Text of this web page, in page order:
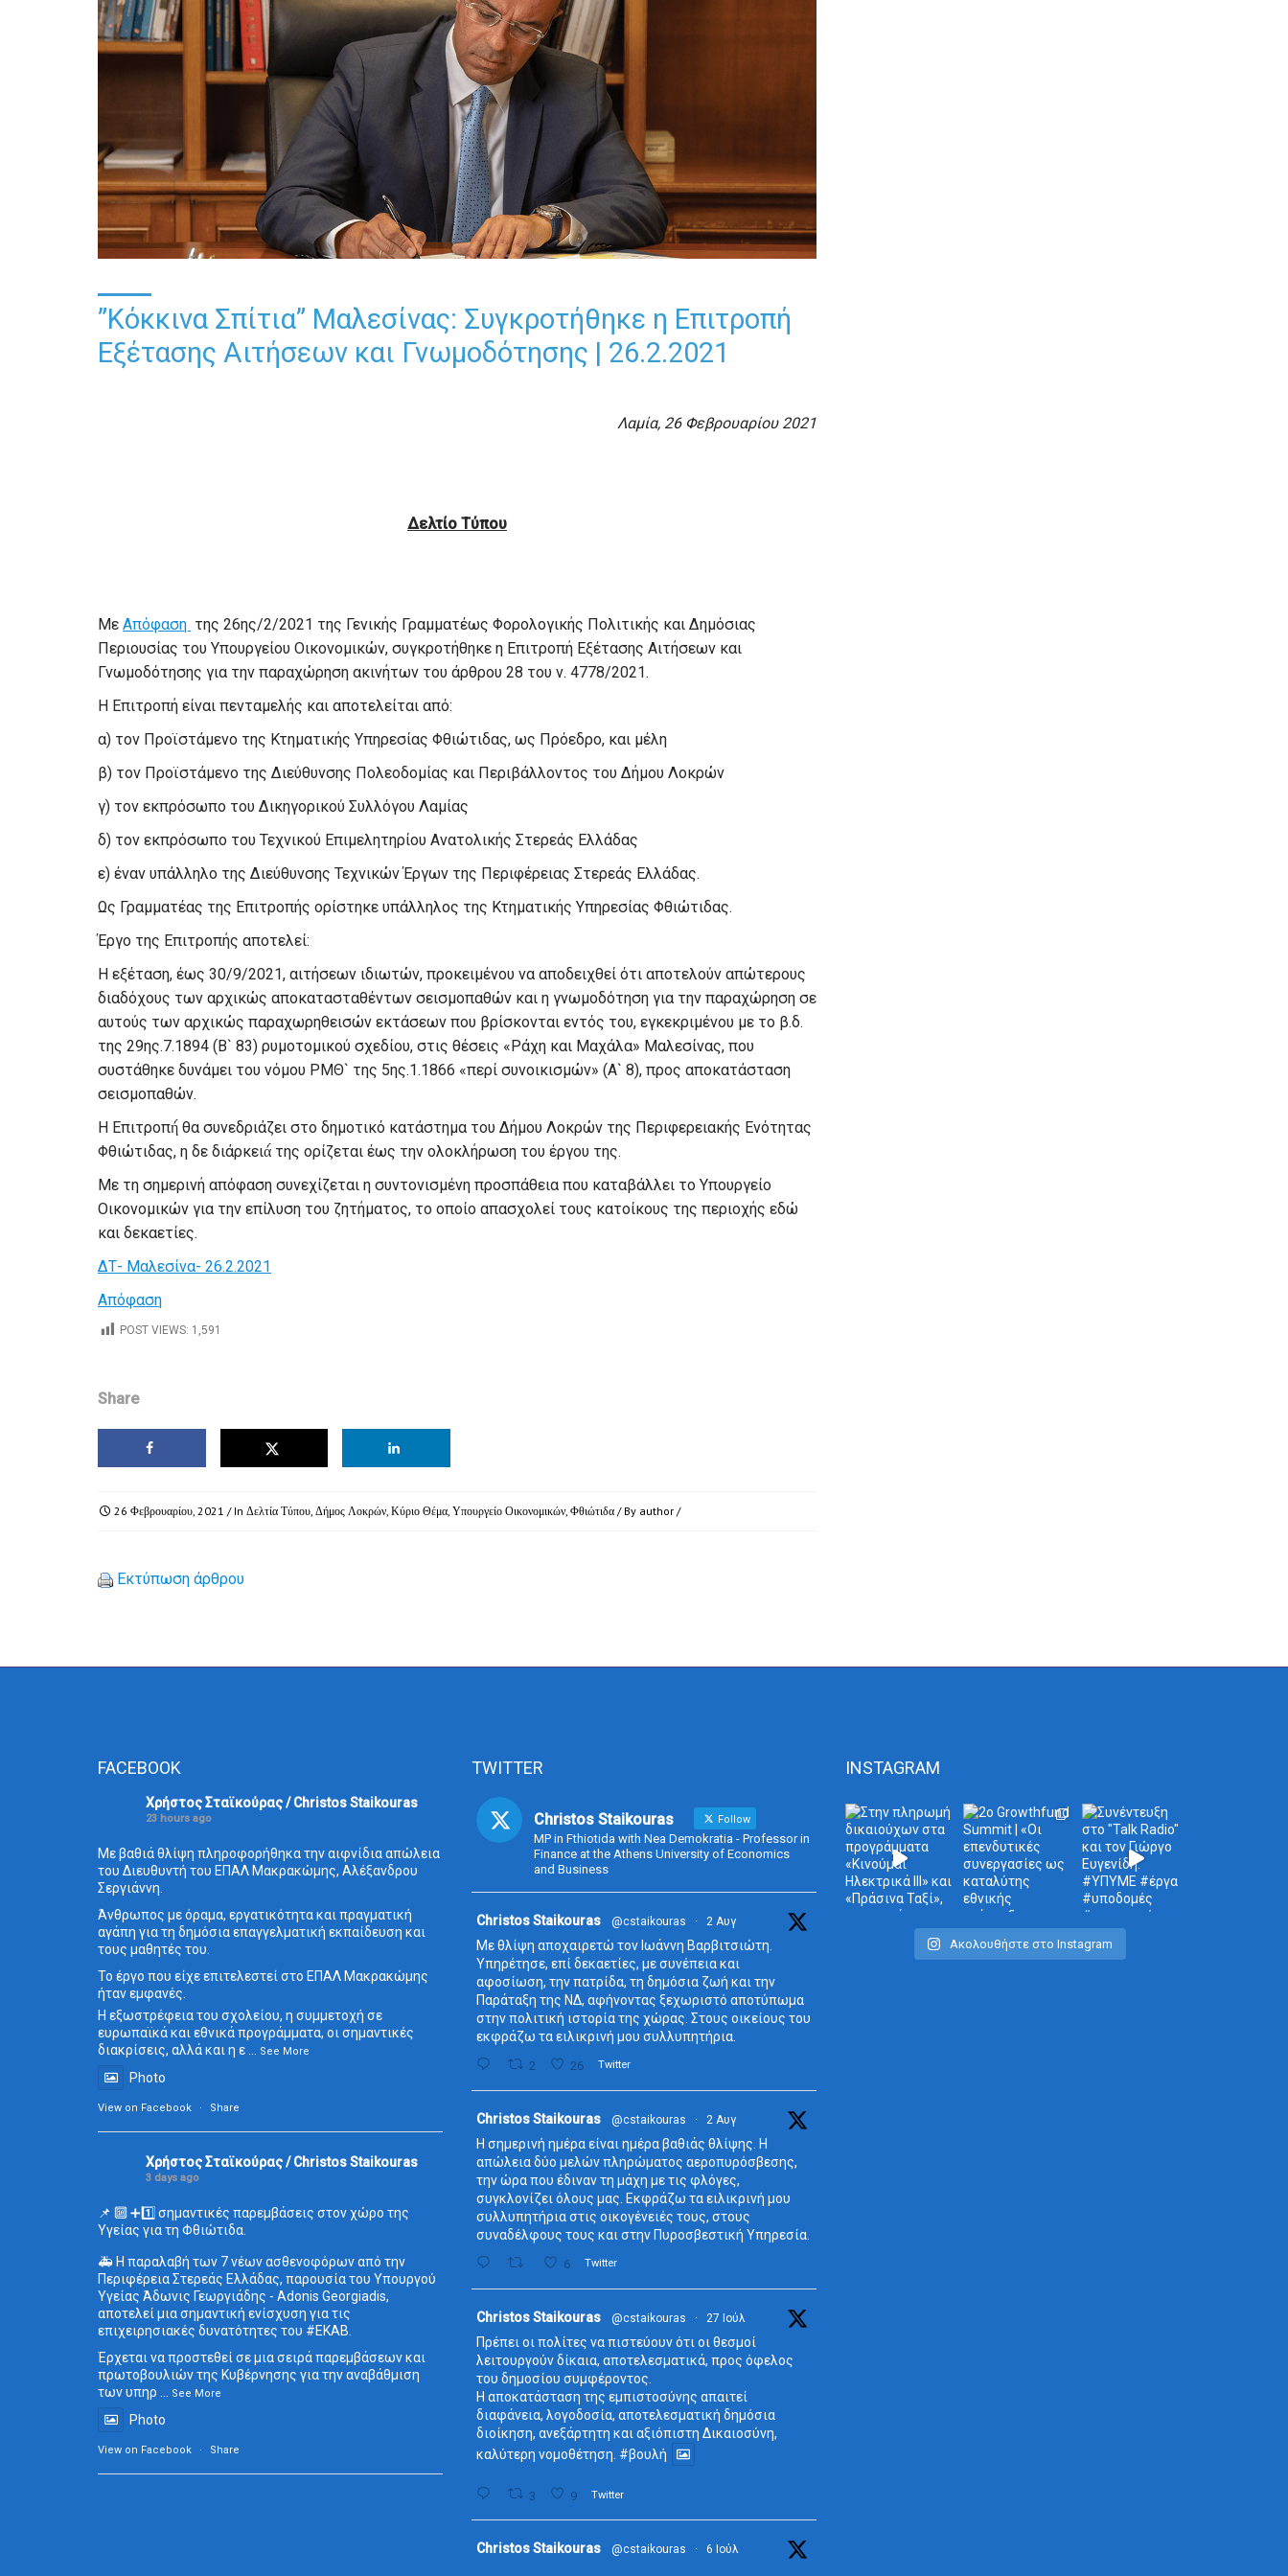
”Κόκκινα Σπίτια” Μαλεσίνας: Συγκροτήθηκε η Επιτροπή
Εξέτασης Αιτήσεων και Γνωμοδότησης | 26.2.2021
Λαμία, 26 Φεβρουαρίου 2021
Δελτίο Τύπου
Με Απόφαση της 26ης/2/2021 της Γενικής Γραμματέως Φορολογικής Πολιτικής και Δημόσιας
Περιουσίας του Υπουργείου Οικονομικών, συγκροτήθηκε η Επιτροπή Εξέτασης Αιτήσεων και
Γνωμοδότησης για την παραχώρηση ακινήτων του άρθρου 28 του ν. 4778/2021.
Η Επιτροπή είναι πενταμελής και αποτελείται από:
α) τον Προϊστάμενο της Κτηματικής Υπηρεσίας Φθιώτιδας, ως Πρόεδρο, και μέλη
β) τον Προϊστάμενο της Διεύθυνσης Πολεοδομίας και Περιβάλλοντος του Δήμου Λοκρών
γ) τον εκπρόσωπο του Δικηγορικού Συλλόγου Λαμίας
δ) τον εκπρόσωπο του Τεχνικού Επιμελητηρίου Ανατολικής Στερεάς Ελλάδας
ε) έναν υπάλληλο της Διεύθυνσης Τεχνικών Έργων της Περιφέρειας Στερεάς Ελλάδας.
Ως Γραμματέας της Επιτροπής ορίστηκε υπάλληλος της Κτηματικής Υπηρεσίας Φθιώτιδας.
Έργο της Επιτροπής αποτελεί:
Η εξέταση, έως 30/9/2021, αιτήσεων ιδιωτών, προκειμένου να αποδειχθεί ότι αποτελούν απώτερους
διαδόχους των αρχικώς αποκατασταθέντων σεισμοπαθών και η γνωμοδότηση για την παραχώρηση σε
αυτούς των αρχικώς παραχωρηθεισών εκτάσεων που βρίσκονται εντός του, εγκεκριμένου με το β.δ.
της 29ης.7.1894 (Β` 83) ρυμοτομικού σχεδίου, στις θέσεις «Ράχη και Μαχάλα» Μαλεσίνας, που
συστάθηκε δυνάμει του νόμου ΡΜΘ` της 5ης.1.1866 «περί συνοικισμών» (Α` 8), προς αποκατάσταση
σεισμοπαθών.
Η Επιτροπή́ θα συνεδριάζει στο δημοτικό κατάστημα του Δήμου Λοκρών της Περιφερειακής Ενότητας
Φθιώτιδας, η δε διάρκειά́ της ορίζεται έως την ολοκλήρωση του έργου της.
Με τη σημερινή απόφαση συνεχίζεται η συντονισμένη προσπάθεια που καταβάλλει το Υπουργείο
Οικονομικών για την επίλυση του ζητήματος, το οποίο απασχολεί τους κατοίκους της περιοχής εδώ
και δεκαετίες.
ΔΤ- Μαλεσίνα- 26.2.2021
Απόφαση
POST VIEWS: 1,591
Share
26 Φεβρουαρίου, 2021 / In Δελτία Τύπου, Δήμος Λοκρών, Κύριο Θέμα, Υπουργείο Οικονομικών, Φθιώτιδα / By author /
Εκτύπωση άρθρου
FACEBOOK
Χρήστος Σταϊκούρας / Christos Staikouras
23 hours ago
Με βαθιά θλίψη πληροφορήθηκα την αιφνίδια απώλεια
του Διευθυντή του ΕΠΑΛ Μακρακώμης, Αλέξανδρου
Σεργιάννη.
Άνθρωπος με όραμα, εργατικότητα και πραγματική
αγάπη για τη δημόσια επαγγελματική εκπαίδευση και
τους μαθητές του.
Το έργο που είχε επιτελεστεί στο ΕΠΑΛ Μακρακώμης
ήταν εμφανές.
Η εξωστρέφεια του σχολείου, η συμμετοχή σε
ευρωπαϊκά και εθνικά προγράμματα, οι σημαντικές
διακρίσεις, αλλά και η ε
See More
Photo
View on Facebook · Share
Χρήστος Σταϊκούρας / Christos Staikouras
3 days ago
📌 🔟 ➕1️⃣ σημαντικές παρεμβάσεις στον χώρο της
Υγείας για τη Φθιώτιδα.
🚑 Η παραλαβή των 7 νέων ασθενοφόρων από την
Περιφέρεια Στερεάς Ελλάδας, παρουσία του Υπουργού
Υγείας Άδωνις Γεωργιάδης - Adonis Georgiadis,
αποτελεί μια σημαντική ενίσχυση για τις
επιχειρησιακές δυνατότητες του #ΕΚΑΒ
Έρχεται να προστεθεί σε μια σειρά παρεμβάσεων και
πρωτοβουλιών της Κυβέρνησης για την αναβάθμιση
των υπηρ
See More
Photo
View on Facebook · Share
TWITTER
Christos Staikouras Follow
MP in Fthiotida with Nea Demokratia - Professor in
Finance at the Athens University of Economics
and Business
Christos Staikouras @cstaikouras · 2 Αυγ
Με θλίψη αποχαιρετώ τον Ιωάννη Βαρβιτσιώτη.
Υπηρέτησε, επί δεκαετίες, με συνέπεια και
αφοσίωση, την πατρίδα, τη δημόσια ζωή και την
Παράταξη της ΝΔ, αφήνοντας ξεχωριστό αποτύπωμα
στην πολιτική ιστορία της χώρας. Στους οικείους του
εκφράζω τα ειλικρινή μου συλλυπητήρια.
2 26 Twitter
Christos Staikouras @cstaikouras · 2 Αυγ
Η σημερινή ημέρα είναι ημέρα βαθιάς θλίψης. Η
απώλεια δύο μελών πληρώματος αεροπυρόσβεσης,
την ώρα που έδιναν τη μάχη με τις φλόγες,
συγκλονίζει όλους μας. Εκφράζω τα ειλικρινή μου
συλλυπητήρια στις οικογένειές τους, στους
συναδέλφους τους και στην Πυροσβεστική Υπηρεσία.
6 Twitter
Christos Staikouras @cstaikouras · 27 Ιούλ
Πρέπει οι πολίτες να πιστεύουν ότι οι θεσμοί
λειτουργούν δίκαια, αποτελεσματικά, προς όφελος
του δημοσίου συμφέροντος.
Η αποκατάσταση της εμπιστοσύνης απαιτεί
διαφάνεια, λογοδοσία, αποτελεσματική δημόσια
διοίκηση, ανεξάρτητη και αξιόπιστη Δικαιοσύνη,
καλύτερη νομοθέτηση. #βουλή
3 9 Twitter
Christos Staikouras @cstaikouras · 6 Ιούλ
INSTAGRAM
Ακολουθήστε στο Instagram